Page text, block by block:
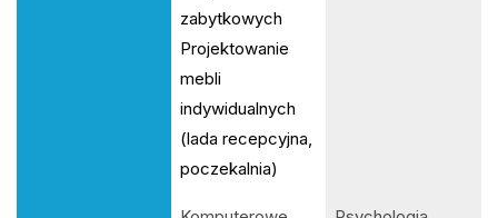
zabytkowych
Projektowanie
mebli
indywidualnych
(lada recepcyjna,
poczekalnia)